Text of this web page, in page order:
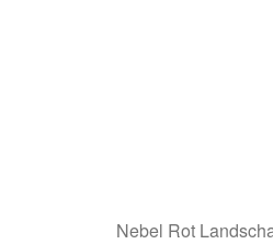
Nebel Rot